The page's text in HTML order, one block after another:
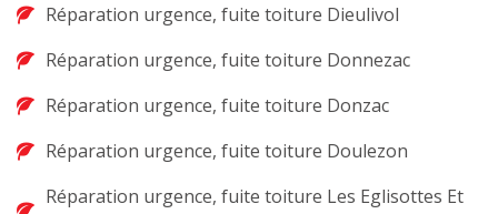
Réparation urgence, fuite toiture Dieulivol
Réparation urgence, fuite toiture Donnezac
Réparation urgence, fuite toiture Donzac
Réparation urgence, fuite toiture Doulezon
Réparation urgence, fuite toiture Les Eglisottes Et